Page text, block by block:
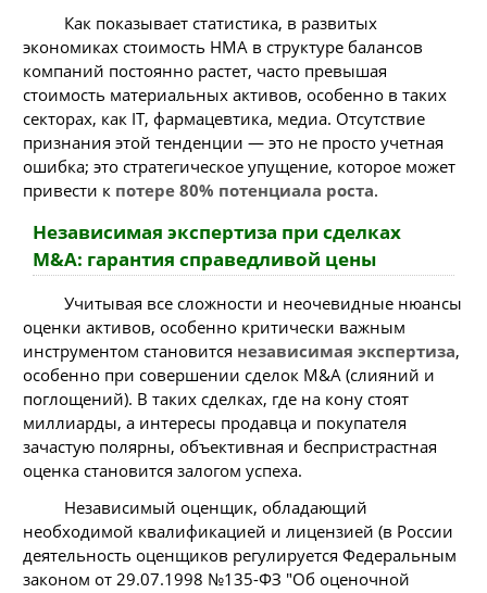
Как показывает статистика, в развитых
экономиках стоимость НМА в структуре балансов
компаний постоянно растет, часто превышая
стоимость материальных активов, особенно в таких
секторах, как IT, фармацевтика, медиа. Отсутствие
признания этой тенденции — это не просто учетная
ошибка; это стратегическое упущение, которое может
привести к потере 80% потенциала роста.
Независимая экспертиза при сделках
M&A: гарантия справедливой цены
Учитывая все сложности и неочевидные нюансы
оценки активов, особенно критически важным
инструментом становится независимая экспертиза,
особенно при совершении сделок M&A (слияний и
поглощений). В таких сделках, где на кону стоят
миллиарды, а интересы продавца и покупателя
зачастую полярны, объективная и беспристрастная
оценка становится залогом успеха.
Независимый оценщик, обладающий
необходимой квалификацией и лицензией (в России
деятельность оценщиков регулируется Федеральным
законом от 29.07.1998 №135-ФЗ "Об оценочной